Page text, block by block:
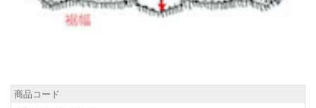
商品コード